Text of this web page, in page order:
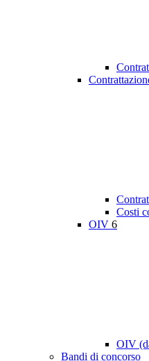
Costi
OIV 6
OIV
Bandi di concorso